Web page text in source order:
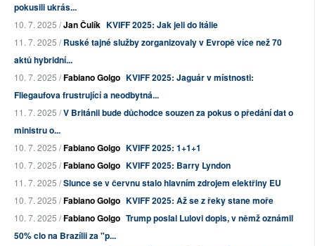
pokusili ukrás...
10. 7. 2025 /Jan Čulík KVIFF 2025: Jak jeli do Itálie
11. 7. 2025 /Ruské tajné služby zorganizovaly v Evropě více než 70
aktů hybridní...
10. 7. 2025 /Fabiano Golgo KVIFF 2025: Jaguár v místnosti:
Fliegaufova frustrující a neodbytná...
11. 7. 2025 /V Británii bude důchodce souzen za pokus o předání dat o
ministru o...
10. 7. 2025 /Fabiano Golgo KVIFF 2025: 1+1+1
10. 7. 2025 /Fabiano Golgo KVIFF 2025: Barry Lyndon
11. 7. 2025 /Slunce se v červnu stalo hlavním zdrojem elektřiny EU
10. 7. 2025 /Fabiano Golgo KVIFF 2025: Až se z řeky stane moře
10. 7. 2025 /Fabiano Golgo Trump poslal Lulovi dopis, v němž oznámil
50% clo na Brazílii za "p...